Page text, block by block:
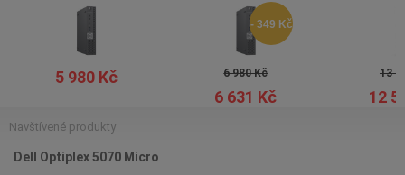
5 980 Kč
- 349 Kč
6 980 Kč
6 631 Kč
13
12
Navštívené produkty
Dell Optiplex 5070 Micro